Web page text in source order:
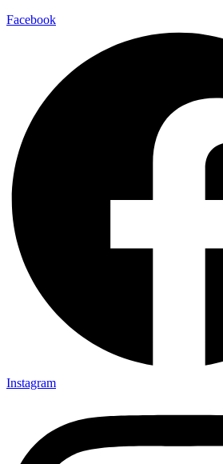
Facebook
Instagram